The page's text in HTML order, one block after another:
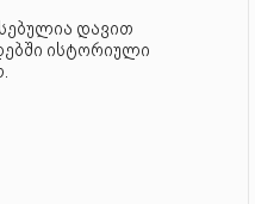
დავით
ისტორიული